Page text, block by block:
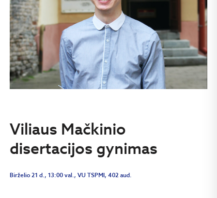
Viliaus Mačkinio
disertacijos gynimas
Birželio 21 d., 13:00 val., VU TSPMI, 402 aud.